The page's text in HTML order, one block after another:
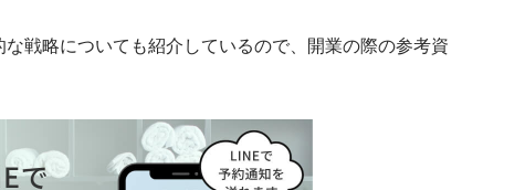
戦略についても紹介しているので、開業の際の参考資